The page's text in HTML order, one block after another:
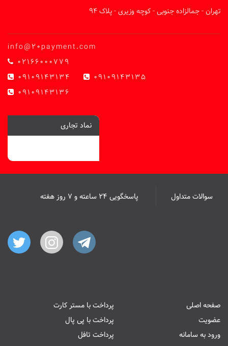
تهران - جمالزاده جنوبی - کوچه وزیری - پلاک 94
info@20payment.com
02166000779
09109143134
09109143135
09109143136
نماد تجاری
سوالات متداول پاسخگویی ۲۴ ساعته و ۷ روز هفته
صفحه اصلی
عضویت
ورود به سامانه
پرداخت با مستر کارت
پرداخت با پی پال
پرداخت تافل